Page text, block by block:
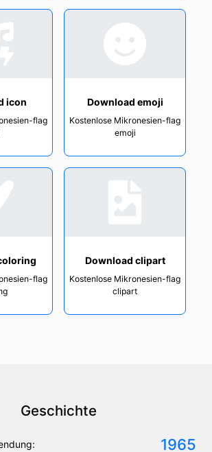
icon
flag
Download emoji
Kostenlose Mikronesien-flag
emoji
flag
Download clipart
Kostenlose Mikronesien-flag
clipart
Geschichte
1965